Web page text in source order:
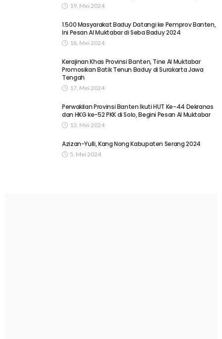
19, Mei 2024
1.500 Masyarakat Baduy Datangi ke Pemprov Banten,
Ini Pesan Al Muktabar di Seba Baduy 2024
18, Mei 2024
Kerajinan Khas Provinsi Banten, Tine Al Muktabar
Promosikan Batik Tenun Baduy di Surakarta Jawa
Tengah
17, Mei 2024
Perwakilan Provinsi Banten Ikuti HUT Ke-44 Dekranas
dan HKG ke-52 PKK di Solo, Begini Pesan Al Muktabar
13, Mei 2024
Azizan-Yulli, Kang Nong Kabupaten Serang 2024
5, Mei 2024